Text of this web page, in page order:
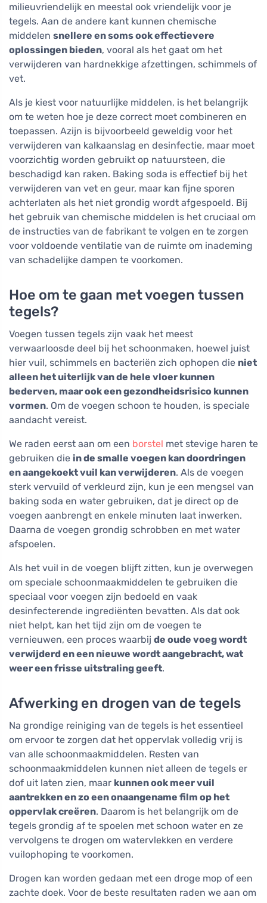
milieuvriendelijk en meestal ook vriendelijk voor je
tegels. Aan de andere kant kunnen chemische
middelen snellere en soms ook effectievere
oplossingen bieden, vooral als het gaat om het
verwijderen van hardnekkige afzettingen, schimmels of
vet.
Als je kiest voor natuurlijke middelen, is het belangrijk
om te weten hoe je deze correct moet combineren en
toepassen. Azijn is bijvoorbeeld geweldig voor het
verwijderen van kalkaanslag en desinfectie, maar moet
voorzichtig worden gebruikt op natuursteen, die
beschadigd kan raken. Baking soda is effectief bij het
verwijderen van vet en geur, maar kan fijne sporen
achterlaten als het niet grondig wordt afgespoeld. Bij
het gebruik van chemische middelen is het cruciaal om
de instructies van de fabrikant te volgen en te zorgen
voor voldoende ventilatie van de ruimte om inademing
van schadelijke dampen te voorkomen.
Hoe om te gaan met voegen tussen
tegels?
Voegen tussen tegels zijn vaak het meest
verwaarloosde deel bij het schoonmaken, hoewel juist
hier vuil, schimmels en bacteriën zich ophopen die niet
alleen het uiterlijk van de hele vloer kunnen
bederven, maar ook een gezondheidsrisico kunnen
vormen. Om de voegen schoon te houden, is speciale
aandacht vereist.
We raden eerst aan om een borstel met stevige haren te
gebruiken die in de smalle voegen kan doordringen
en aangekoekt vuil kan verwijderen. Als de voegen
sterk vervuild of verkleurd zijn, kun je een mengsel van
baking soda en water gebruiken, dat je direct op de
voegen aanbrengt en enkele minuten laat inwerken.
Daarna de voegen grondig schrobben en met water
afspoelen.
Als het vuil in de voegen blijft zitten, kun je overwegen
om speciale schoonmaakmiddelen te gebruiken die
speciaal voor voegen zijn bedoeld en vaak
desinfecterende ingrediënten bevatten. Als dat ook
niet helpt, kan het tijd zijn om de voegen te
vernieuwen, een proces waarbij de oude voeg wordt
verwijderd en een nieuwe wordt aangebracht, wat
weer een frisse uitstraling geeft.
Afwerking en drogen van de tegels
Na grondige reiniging van de tegels is het essentieel
om ervoor te zorgen dat het oppervlak volledig vrij is
van alle schoonmaakmiddelen. Resten van
schoonmaakmiddelen kunnen niet alleen de tegels er
dof uit laten zien, maar kunnen ook meer vuil
aantrekken en zo een onaangename film op het
oppervlak creëren. Daarom is het belangrijk om de
tegels grondig af te spoelen met schoon water en ze
vervolgens te drogen om watervlekken en verdere
vuilophoping te voorkomen.
Drogen kan worden gedaan met een droge mop of een
zachte doek. Voor de beste resultaten raden we aan om